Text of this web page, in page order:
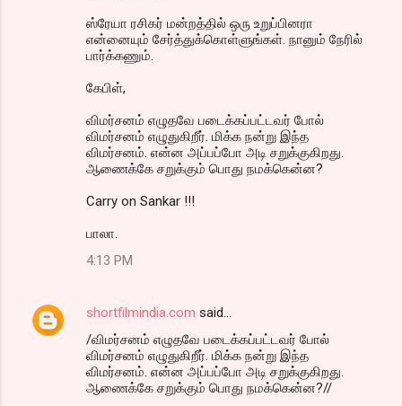
ஸ்ரேயா ரசிகர் மன்றத்தில் ஒரு உறுப்பினரா
என்னையும் சேர்த்துக்கொள்ளுங்கள். நானும் நேரில்
பார்க்கணும்.
கேபிள்,
விமர்சனம் எழுதவே படைக்கப்பட்டவர் போல்
விமர்சனம் எழுதுகிறீர். மிக்க நன்று இந்த
விமர்சனம். என்ன அப்பப்போ அடி சறுக்குகிறது.
ஆணைக்கே சறுக்கும் பொது நமக்கென்ன?
Carry on Sankar !!!
பாலா.
4:13 PM
shortfilmindia.com said…
/விமர்சனம் எழுதவே படைக்கப்பட்டவர் போல்
விமர்சனம் எழுதுகிறீர். மிக்க நன்று இந்த
விமர்சனம். என்ன அப்பப்போ அடி சறுக்குகிறது.
ஆணைக்கே சறுக்கும் பொது நமக்கென்ன?//